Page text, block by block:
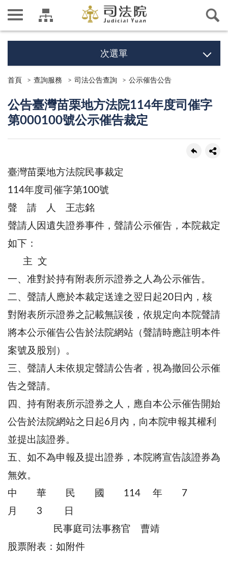
次選單
首頁 查詢服務 司法公告查詢 公示催告公告
公告臺灣苗栗地方法院114年度司催字
第000100號公示催告裁定
臺灣苗栗地方法院民事裁定
114年度司催字第100號
聲 請 人 王志銘
聲請人因遺失證券事件，聲請公示催告，本院裁定
如下：
主 文
一、准對於持有附表所示證券之人為公示催告。
二、聲請人應於本裁定送達之翌日起20日內，核
對附表所示證券之記載無誤後，依規定向本院聲請
將本公示催告公告於法院網站（聲請時應註明本件
案號及股別）。
三、聲請人未依規定聲請公告者，視為撤回公示催
告之聲請。
四、持有附表所示證券之人，應自本公示催告開始
公告於法院網站之日起6月內，向本院申報其權利
並提出該證券。
五、如不為申報及提出證券，本院將宣告該證券為
無效。
中 華 民 國 114 年 7
月 3 日
民事庭司法事務官 曹靖
股票附表：如附件